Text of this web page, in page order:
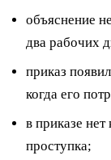
объяснение
два рабочих
приказ
когда его
в приказе
проступка;